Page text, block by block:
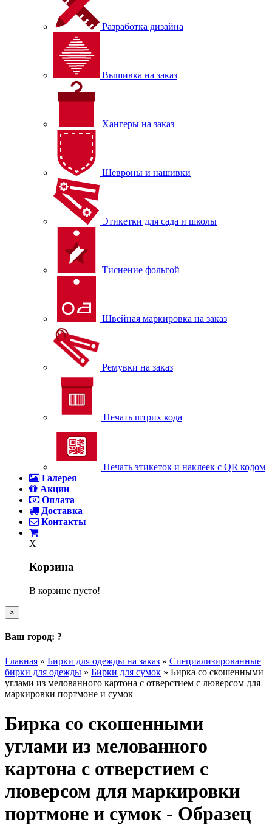
Разработка дизайна
Вышивка на заказ
Хангеры на заказ
Шевроны и нашивки
Этикетки для сада и школы
Тиснение фольгой
Швейная маркировка на заказ
Ремувки на заказ
Печать штрих кода
Печать этикеток и наклеек с QR кодом
Галерея
Акции
Оплата
Доставка
Контакты
X
Корзина
В корзине пусто!
×
Ваш город: ?
Главная » Бирки для одежды на заказ » Специализированные
бирки для одежды » Бирки для сумок » Бирка со скошенными
углами из мелованного картона с отверстием с люверсом для
маркировки портмоне и сумок
Бирка со скошенными
углами из мелованного
картона с отверстием с
люверсом для маркировки
портмоне и сумок - Образец